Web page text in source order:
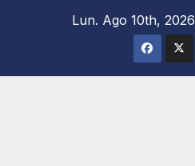
Lun. Ago 10th, 2026